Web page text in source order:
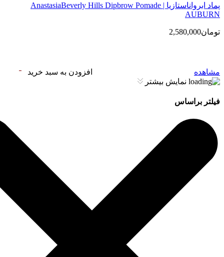
پماد ابرواناستازیا | AnastasiaBeverly Hills Dipbrow Pomade
AUBURN
تومان2,580,000
مشاهده
افزودن به سبد خرید
نمایش بیشتر
فیلتر براساس